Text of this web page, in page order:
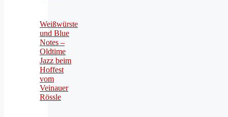
Weißwürste
und Blue
Notes –
Oldtime
Jazz beim
Hoffest
vom
Veinauer
Rössle